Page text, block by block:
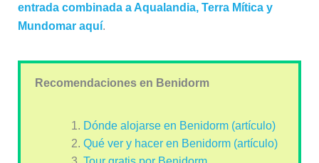
entrada combinada a Aqualandia, Terra Mítica y
Mundomar aquí.
Recomendaciones en Benidorm
Dónde alojarse en Benidorm (artículo)
Qué ver y hacer en Benidorm (artículo)